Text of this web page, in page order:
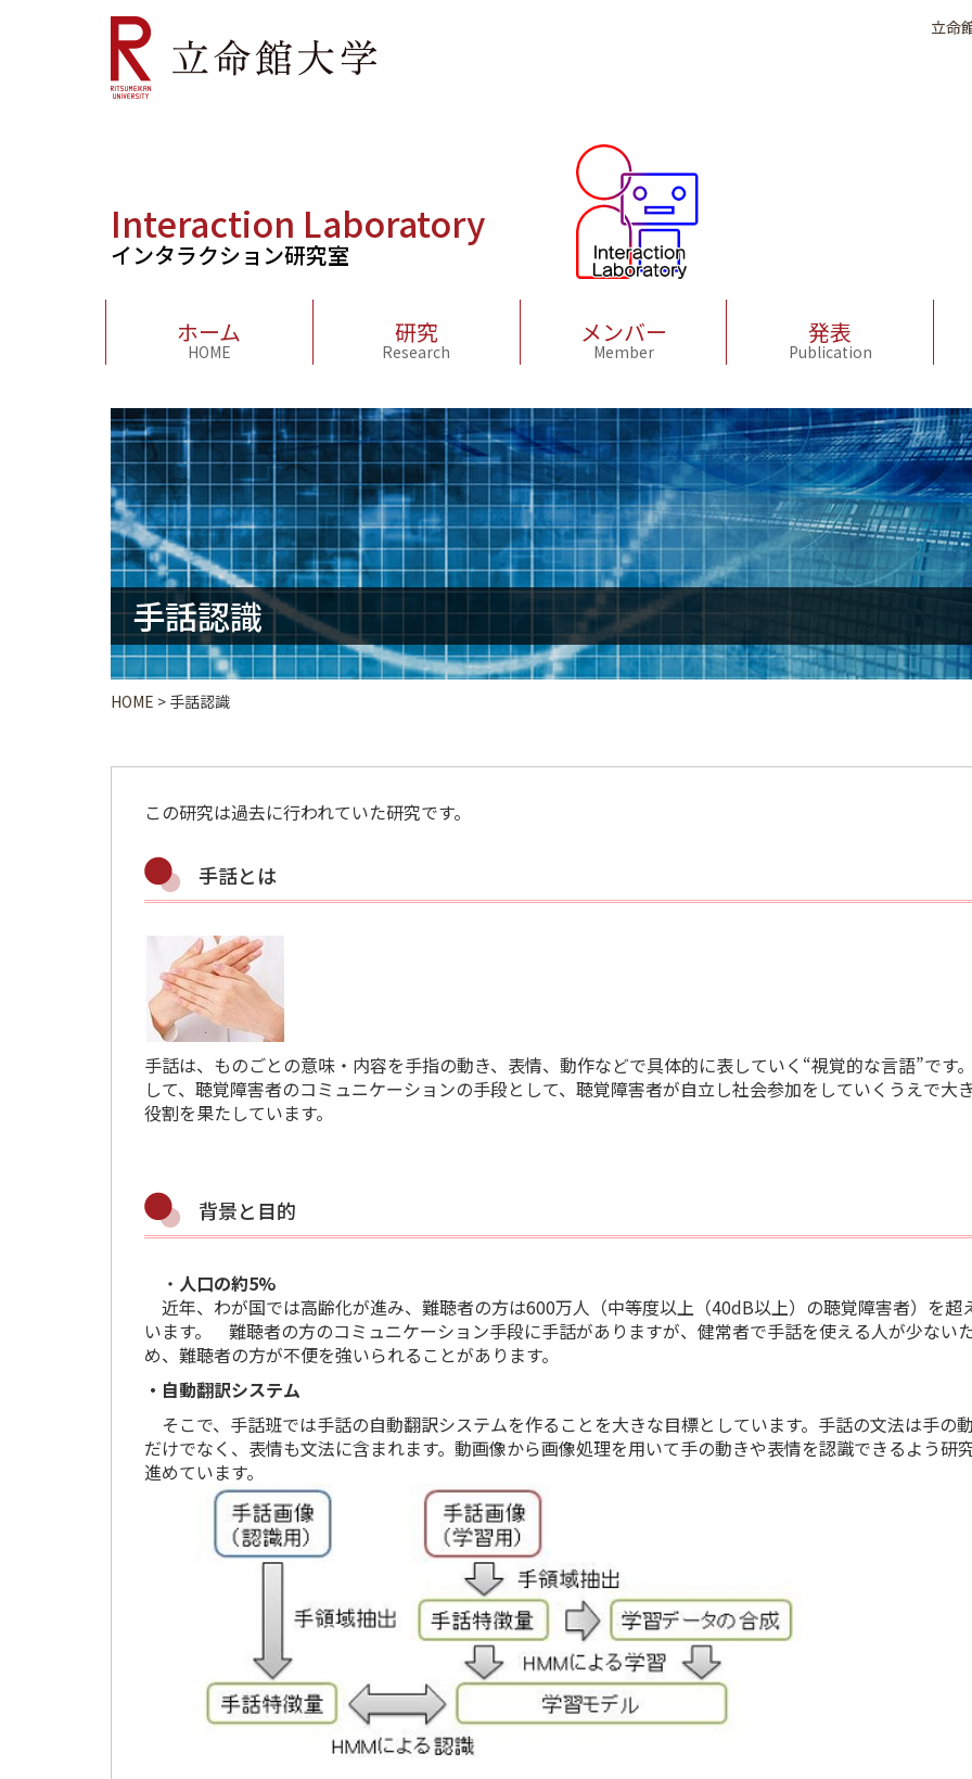
立命
Interaction Laboratory
インタラクション研究室
ホーム
HOME
研究
Research
メンバー
Member
発表
Publication
手話認識
HOME > 手話認識
この研究は過去に行われていた研究です。
手話とは
手話は、ものごとの意味・内容を手指の動き、表情、動作などで具体的に表していく“視覚的な言語”です
して、聴覚障害者のコミュニケーションの手段として、聴覚障害者が自立し社会参加をしていくうえで大
役割を果たしています。
背景と目的
・ 人口の約5%
近年、わが国では高齢化が進み、難聴者の方は600万人（中等度以上（40dB以上）の聴覚障害者）を超
います。
難聴者の方のコミュニケーション手段に手話がありますが、健常者で手話を使える人が少ない
め、難聴者の方が不便を強いられることがあります。
・自動翻訳システム
そこで、手話班では手話の自動翻訳システムを作ることを大きな目標としています。手話の文法は手の
だけでなく、表情も文法に含まれます。 動画像から画像処理を用いて手の動きや表情を認識できるよう研
進めています。